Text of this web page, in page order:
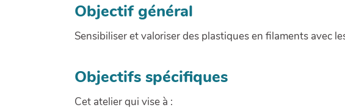
Objectif général
Sensibiliser et valoriser des plastiques en filaments avec
Objectifs spécifiques
Cet atelier qui vise à :